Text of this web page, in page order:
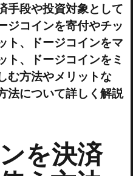
手段や投資対象として
ジコインを寄付やチッ
ト、ドージコインをマ
ト、ドージコインをミ
む方法やメリットな
法について詳しく解説
を決済